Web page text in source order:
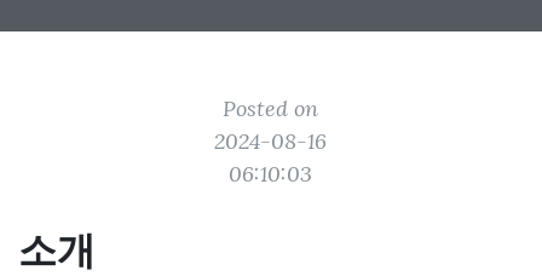
Posted on
2024-08-16
06:10:03
소개